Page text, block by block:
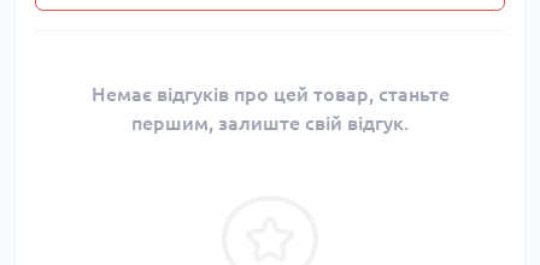
Немає відгуків про цей товар, станьте
першим, залиште свій відгук.